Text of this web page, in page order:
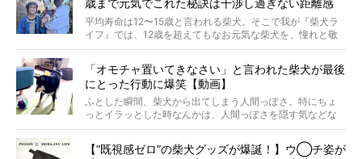
#38ときろう
平均寿命は12〜15歳と言われる柴犬。そこで我が『柴犬ラ
イフ』では、12歳を超えてもなお元気な柴犬を、憧れと敬
意を込めて“レジェンド柴”と呼んでいます。 この特集で
ォーカスし、その元気の秘訣や、老犬と暮らすうえで大切
だと思うことを、オーナーさんに語っていただきます。今
回登場してくれたのは、17歳のときろうくん。小さい頃か
ら食が細かったため、何でも食べさせてきたということで
「オモチャ置いてきなさい」と言われた柴犬が最後
にとった行動に爆笑【動画】
ふとした瞬間、柴犬から出てしまう人間っぽさ。特にちょ
っとイラッとした時なんかは、人間っぽさを隠す気などな
いように見えます。もしかして本当の本当は、中身は人間
【“既視感ゼロ”の柴犬グッズが爆誕！】ウ◯チ姿が